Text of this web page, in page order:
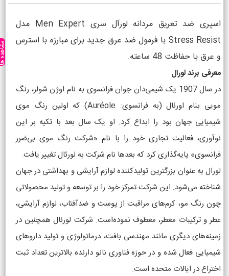
اسپری ضد تعریق مردانه لورآل سری Men Expert مدل
Stress Resist با فرمول ضد عرق جدید برای مبارزه با استرس
و عرق با حفاظت 48 ساعته.
معرفی برند لورال
در سال 1907 یک شیمی‌دان جوان فرانسوی به نام اوژن شولر، رنگ
مویی بنام اورئال (به فرانسوی: Auréole) که اولین رنگ موی
شیمیایی جهان بود را ابداع کرد. او یک سال بعد با تکیه بر این
نوآوری، فعالیت تجاری خود را با نام «شرکت رنگ موی بی‌ضرر
فرانسوی» پایه‌گذاری کرد که بعدها نام شرکت به لورئال تغییر یافت.
لورال به عنوان بزرگترین تولیدکننده لوازم آرایشی و بهداشتی در جهان
شناخته می‌شود. این شرکت تمرکز خود را بر توسعه و تولید محصولاتی
چون رنگ مو، کرم‌های مراقبت از پوست و ضدآفتاب، لوازم آرایشی،
عطر و ترکیبات معطر، معطوف نموده‌است. شرکت لورئال همچنین در
زمینه‌های دیگری مانند مهندسی بافت، درماتولوژی و تولید داروهای
شیمیایی فعال شده و در حوزه فناوری نانو دارنده بالاترین تعداد ثبت
اختراع در ایالات متحده است.